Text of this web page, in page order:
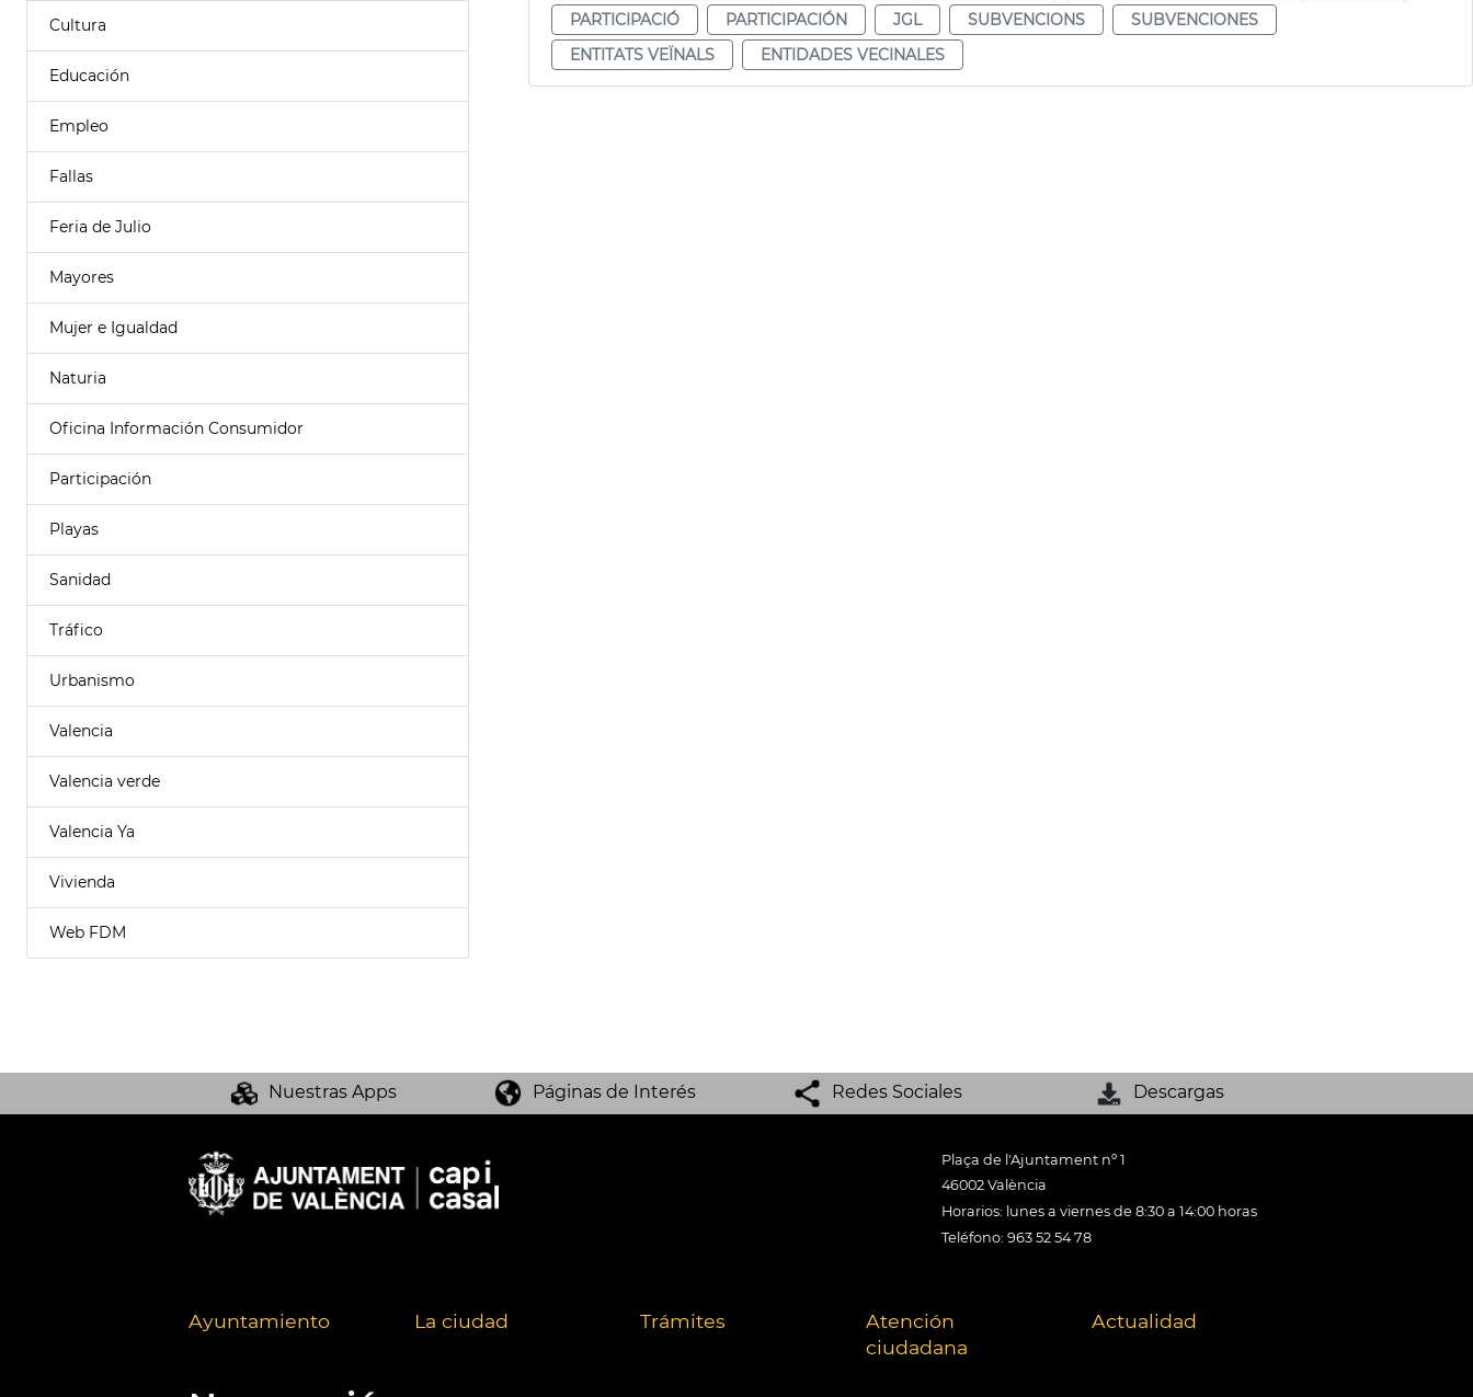
Cultura
Educación
Empleo
Fallas
Feria de Julio
Mayores
Mujer e Igualdad
Naturia
Oficina Información Consumidor
Participación
Playas
Sanidad
Tráfico
Urbanismo
Valencia
Valencia verde
Valencia Ya
Vivienda
Web FDM
PARTICIPACIÓ
PARTICIPACIÓN JGL SUBVENCIONS
SUBVENCIONES
ENTITATS VEÏNALS
ENTIDADES VECINALES
Nuestras Apps Páginas de Interés Redes Sociales Descargas
Plaça de l'Ajuntament nº 1
46002 València
Horarios: lunes a viernes de 8:30 a 14:00 horas
Teléfono: 963 52 54 78
Ayuntamiento La ciudad Trámites
Atención
ciudadana
Actualidad